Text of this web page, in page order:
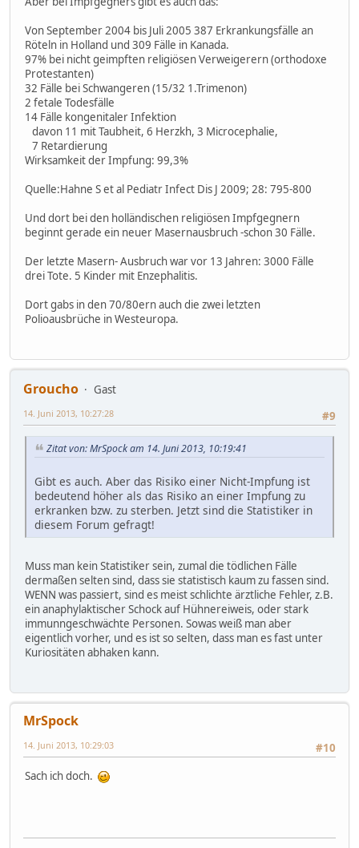
Von September 2004 bis Juli 2005 387 Erkrankungsfälle an
Röteln in Holland und 309 Fälle in Kanada.
97% bei nicht geimpften religiösen Verweigerern (orthodoxe
Protestanten)
32 Fälle bei Schwangeren (15/32 1.Trimenon)
2 fetale Todesfälle
14 Fälle kongenitaler Infektion
davon 11 mit Taubheit, 6 Herzkh, 3 Microcephalie,
7 Retardierung
Wirksamkeit der Impfung: 99,3%
Quelle:Hahne S et al Pediatr Infect Dis J 2009; 28: 795-800
Und dort bei den holländischen religiösen Impfgegnern
beginnt gerade ein neuer Masernausbruch -schon 30 Fälle.
Der letzte Masern- Ausbruch war vor 13 Jahren: 3000 Fälle
drei Tote. 5 Kinder mit Enzephalitis.
Dort gabs in den 70/80ern auch die zwei letzten
Polioausbrüche in Westeuropa.
Groucho
Gast
#9
14. Juni 2013, 10:27:28
Zitat von: MrSpock am 14. Juni 2013, 10:19:41
Gibt es auch. Aber das Risiko einer Nicht-Impfung ist
bedeutend höher als das Risiko an einer Impfung zu
erkranken bzw. zu sterben. Jetzt sind die Statistiker in
diesem Forum gefragt!
Muss man kein Statistiker sein, zumal die tödlichen Fälle
dermaßen selten sind, dass sie statistisch kaum zu fassen sind.
WENN was passiert, sind es meist schlichte ärztliche Fehler, z.B.
ein anaphylaktischer Schock auf Hühnereiweis, oder stark
immunngeschwächte Personen. Sowas weiß man aber
eigentlich vorher, und es ist so selten, dass man es fast unter
Kuriositäten abhaken kann.
MrSpock
#10
14. Juni 2013, 10:29:03
Sach ich doch.